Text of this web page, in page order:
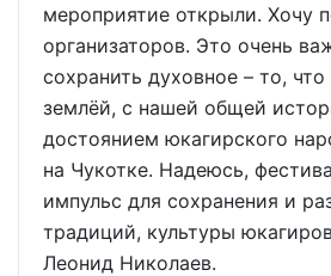
мероприятие открыли. Хочу
организаторов. Это очень
сохранить духовное – то,
землёй, с нашей общей
достоянием юкагирского
на Чукотке. Надеюсь,
импульс для сохранения и
традиций, культуры
Леонид Николаев.